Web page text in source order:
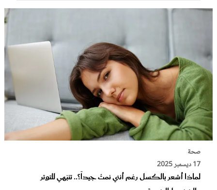
صحة
17 ديسمبر 2025
لماذا أشعر بالكسل رغم أنني نمتُ جيداً؟.. تنبّهي للتوتر